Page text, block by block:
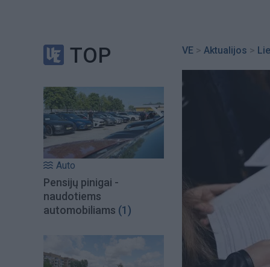
TOP
Auto
Pensijų pinigai -
naudotiems
automobiliams (1)
VE > Aktualijos >